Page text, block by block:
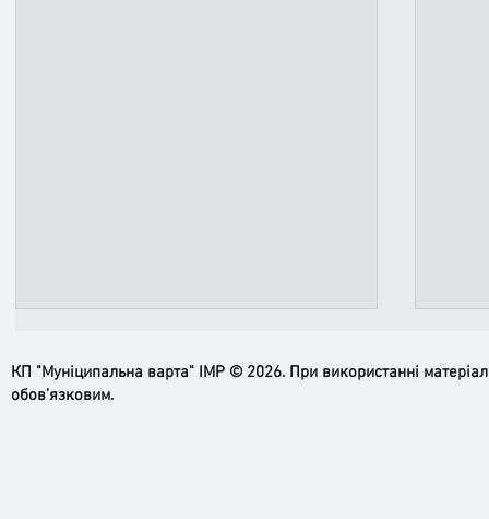
КП "Муніципальна варта" ІМР © 2026. При використанні
обов’язковим.